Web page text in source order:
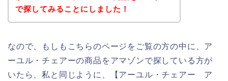
で探してみることにしました！
なので、もしもこちらのページをご覧の方の中に、ア
ーユル・チェアーの商品をアマゾンで探している方が
いたら、私と同じように、【アーユル・チェアー ア